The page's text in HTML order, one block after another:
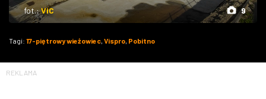
fot.:ViC 9
Tagi: 17-piętrowy wieżowiec, Vispro, Pobitno
REKLAMA